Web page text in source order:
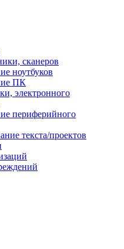
сканеров
ноутбуков
ПК
электронного
периферийного
текста/проектов